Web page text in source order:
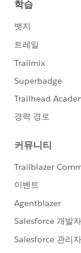
IF
ELSEIF
ELSEIF
END
表示結果は以
月